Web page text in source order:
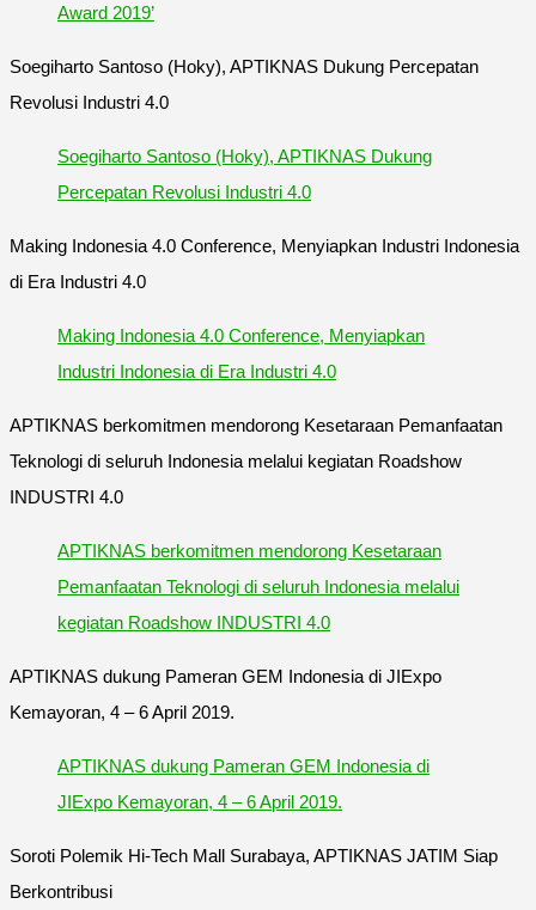
Award 2019’
Soegiharto Santoso (Hoky), APTIKNAS Dukung Percepatan
Revolusi Industri 4.0
Soegiharto Santoso (Hoky), APTIKNAS Dukung
Percepatan Revolusi Industri 4.0
Making Indonesia 4.0 Conference, Menyiapkan Industri Indonesia
di Era Industri 4.0
Making Indonesia 4.0 Conference, Menyiapkan
Industri Indonesia di Era Industri 4.0
APTIKNAS berkomitmen mendorong Kesetaraan Pemanfaatan
Teknologi di seluruh Indonesia melalui kegiatan Roadshow
INDUSTRI 4.0
APTIKNAS berkomitmen mendorong Kesetaraan
Pemanfaatan Teknologi di seluruh Indonesia melalui
kegiatan Roadshow INDUSTRI 4.0
APTIKNAS dukung Pameran GEM Indonesia di JIExpo
Kemayoran, 4 – 6 April 2019.
APTIKNAS dukung Pameran GEM Indonesia di
JIExpo Kemayoran, 4 – 6 April 2019.
Soroti Polemik Hi-Tech Mall Surabaya, APTIKNAS JATIM Siap
Berkontribusi